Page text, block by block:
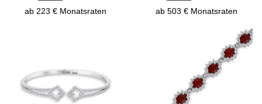
ab 223 € Monatsraten
ab 503 € Monatsraten